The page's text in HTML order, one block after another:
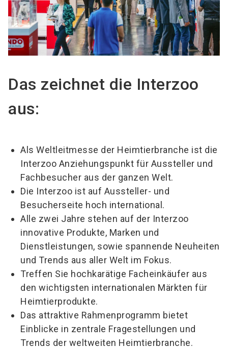
Das zeichnet die Interzoo
aus:
Als Weltleitmesse der Heimtierbranche ist die
Interzoo Anziehungspunkt für Aussteller und
Fachbesucher aus der ganzen Welt.
Die Interzoo ist auf Aussteller- und
Besucherseite hoch international.
Alle zwei Jahre stehen auf der Interzoo
innovative Produkte, Marken und
Dienstleistungen, sowie spannende Neuheiten
und Trends aus aller Welt im Fokus.
Treffen Sie hochkarätige Facheinkäufer aus
den wichtigsten internationalen Märkten für
Heimtierprodukte.
Das attraktive Rahmenprogramm bietet
Einblicke in zentrale Fragestellungen und
Trends der weltweiten Heimtierbranche.